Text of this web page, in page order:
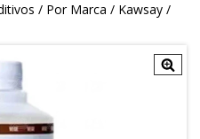
/ Por Marca / Kawsay /